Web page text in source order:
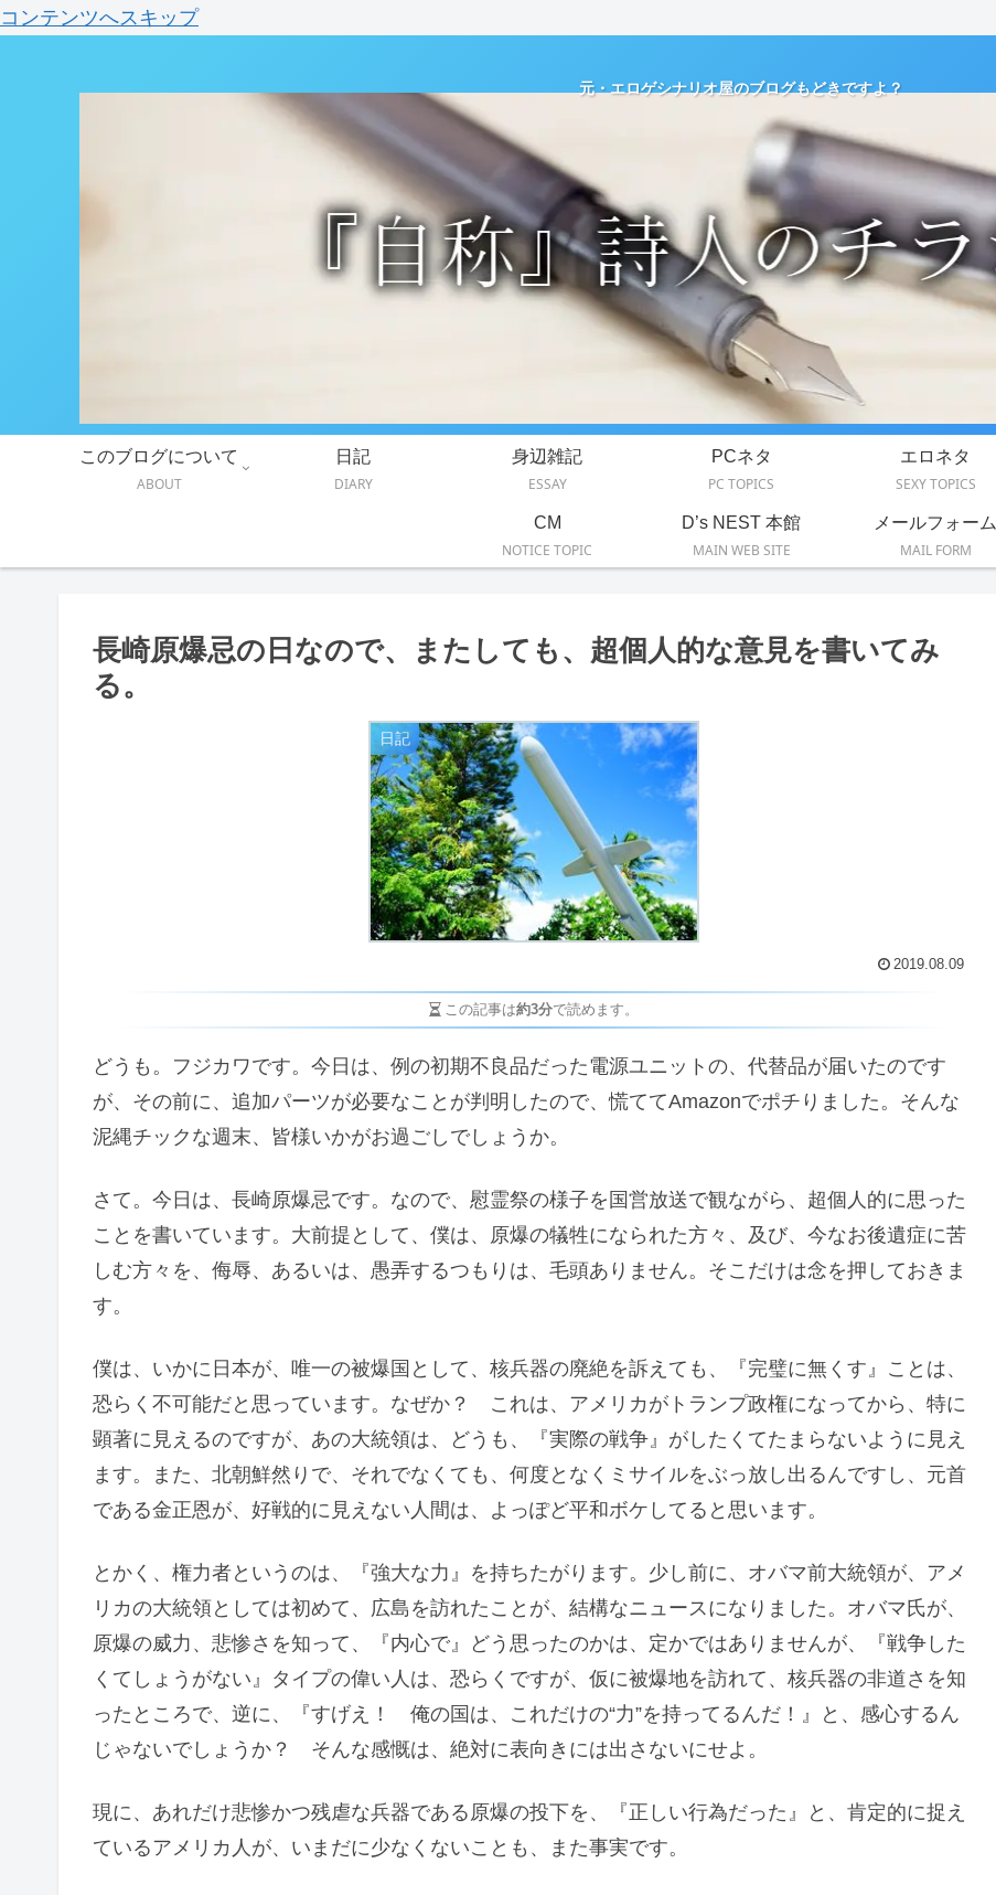
コンテンツへスキップ
元・エロゲシナリオ屋のブログもどきですよ？
このブログについて
ABOUT
日記
DIARY
身辺雑記
ESSAY
PCネタ
PC TOPICS
エロネタ
SEXY TOPICS
CM
NOTICE TOPIC
D’s NEST 本館
MAIN WEB SITE
メールフォーム
MAIL FORM
長崎原爆忌の日なので、またしても、超個人的な意見を書いてみ
る。
日記
2019.08.09
この記事は約3分で読めます。
どうも。フジカワです。今日は、例の初期不良品だった電源ユニットの、代替品が届いたのです
が、その前に、追加パーツが必要なことが判明したので、慌ててAmazonでポチりました。そんな
泥縄チックな週末、皆様いかがお過ごしでしょうか。
さて。今日は、長崎原爆忌です。なので、慰霊祭の様子を国営放送で観ながら、超個人的に思った
ことを書いています。大前提として、僕は、原爆の犠牲になられた方々、及び、今なお後遺症に苦
しむ方々を、侮辱、あるいは、愚弄するつもりは、毛頭ありません。そこだけは念を押しておきま
す。
僕は、いかに日本が、唯一の被爆国として、核兵器の廃絶を訴えても、『完璧に無くす』ことは、
恐らく不可能だと思っています。なぜか？ これは、アメリカがトランプ政権になってから、特に
顕著に見えるのですが、あの大統領は、どうも、『実際の戦争』がしたくてたまらないように見え
ます。また、北朝鮮然りで、それでなくても、何度となくミサイルをぶっ放し出るんですし、元首
である金正恩が、好戦的に見えない人間は、よっぽど平和ボケしてると思います。
とかく、権力者というのは、『強大な力』を持ちたがります。少し前に、オバマ前大統領が、アメ
リカの大統領としては初めて、広島を訪れたことが、結構なニュースになりました。オバマ氏が、
原爆の威力、悲惨さを知って、『内心で』どう思ったのかは、定かではありませんが、『戦争した
くてしょうがない』タイプの偉い人は、恐らくですが、仮に被爆地を訪れて、核兵器の非道さを知
ったところで、逆に、『すげえ！ 俺の国は、これだけの“力”を持ってるんだ！』と、感心するん
じゃないでしょうか？ そんな感慨は、絶対に表向きには出さないにせよ。
現に、あれだけ悲惨かつ残虐な兵器である原爆の投下を、『正しい行為だった』と、肯定的に捉え
ているアメリカ人が、いまだに少なくないことも、また事実です。